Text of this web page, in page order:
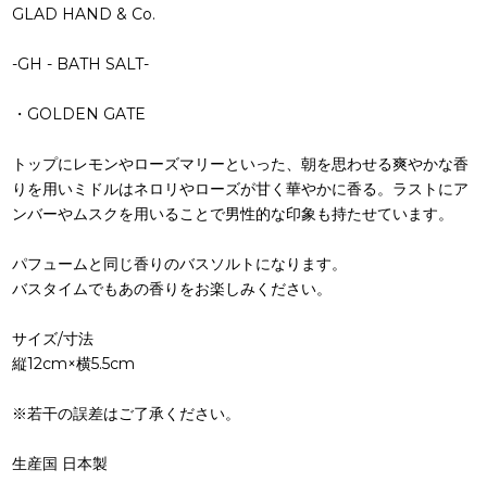
GLAD HAND & Co.
-GH - BATH SALT-
・GOLDEN GATE
トップにレモンやローズマリーといった、朝を思わせる爽やかな香
りを用いミドルはネロリやローズが甘く華やかに香る。ラストにア
ンバーやムスクを用いることで男性的な印象も持たせています。
パフュームと同じ香りのバスソルトになります。
バスタイムでもあの香りをお楽しみください。
サイズ/寸法
縦12cm×横5.5cm
※若干の誤差はご了承ください。
生産国 日本製